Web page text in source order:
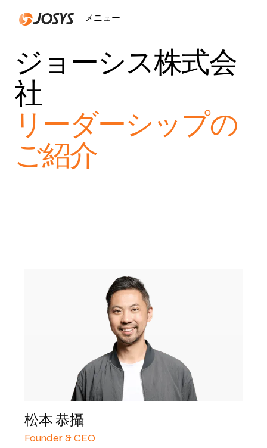
メニュー
ジョーシス株式会
社
リーダーシップの
ご紹介
松本 恭攝
Founder & CEO